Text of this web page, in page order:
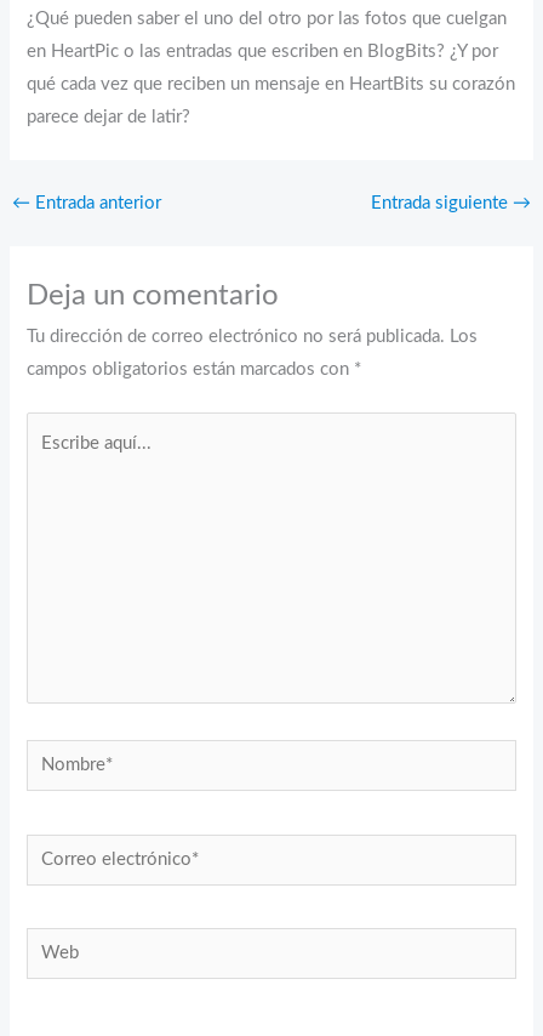
¿Qué pueden saber el uno del otro por las fotos que cuelgan
en HeartPic o las entradas que escriben en BlogBits? ¿Y por
qué cada vez que reciben un mensaje en HeartBits su corazón
parece dejar de latir?
← Entrada anterior Entrada siguiente →
Deja un comentario
Tu dirección de correo electrónico no será publicada. Los
campos obligatorios están marcados con *
Nombre*
Correo
electrónico*
Web